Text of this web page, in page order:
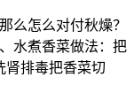
么怎么对付秋燥？
水煮香菜做法：把
肾排毒把香菜切